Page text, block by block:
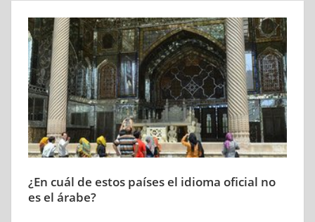
¿En cuál de estos países el idioma oficial no
es el árabe?